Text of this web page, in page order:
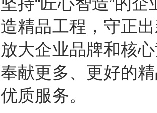
精品工程，守正
大企业品牌和核
献更多、更好的
质服务。